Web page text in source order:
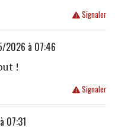
Signaler
2026 à 07:46
!
Signaler
07:31